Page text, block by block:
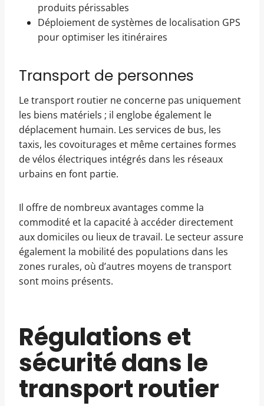
produits périssables
Déploiement de systèmes de localisation GPS
pour optimiser les itinéraires
Transport de personnes
Le transport routier ne concerne pas uniquement
les biens matériels ; il englobe également le
déplacement humain. Les services de bus, les
taxis, les covoiturages et même certaines formes
de vélos électriques intégrés dans les réseaux
urbains en font partie.
Il offre de nombreux avantages comme la
commodité et la capacité à accéder directement
aux domiciles ou lieux de travail. Le secteur assure
également la mobilité des populations dans les
zones rurales, où d’autres moyens de transport
sont moins présents.
Régulations et
sécurité dans le
transport routier